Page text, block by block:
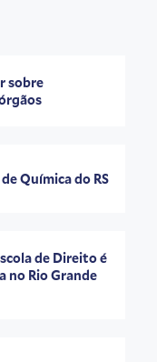
sobre
Química do RS
de Direito é
no Rio Grande